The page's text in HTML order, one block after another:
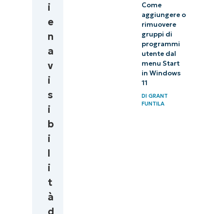
i
e
n
a
v
i
s
i
b
i
l
i
t
à
d
Come
aggiungere o
rimuovere
gruppi di
programmi
utente dal
menu Start
in Windows
11
DIGRANT
FUNTILA